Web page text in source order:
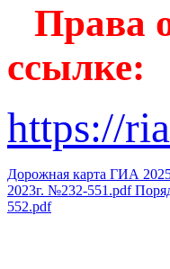
Права
ссылке:
https://
Дорожная карта ГИА
2023г. №232-551.pdf
552.pdf